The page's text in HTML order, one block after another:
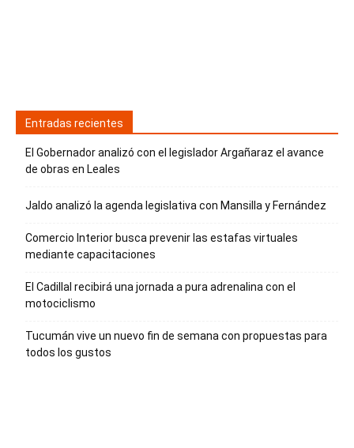
Entradas recientes
El Gobernador analizó con el legislador Argañaraz el avance
de obras en Leales
Jaldo analizó la agenda legislativa con Mansilla y Fernández
Comercio Interior busca prevenir las estafas virtuales
mediante capacitaciones
El Cadillal recibirá una jornada a pura adrenalina con el
motociclismo
Tucumán vive un nuevo fin de semana con propuestas para
todos los gustos